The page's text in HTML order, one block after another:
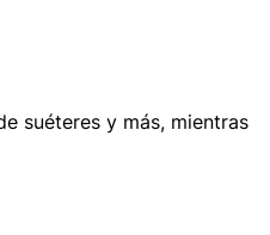
suéteres y más, mientras